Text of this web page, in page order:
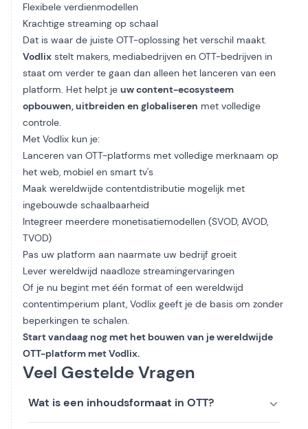
Flexibele verdienmodellen
Krachtige streaming op schaal
Dat is waar de juiste OTT-oplossing het verschil maakt.
Vodlix stelt makers, mediabedrijven en OTT-bedrijven in
staat om verder te gaan dan alleen het lanceren van een
platform. Het helpt je uw content-ecosysteem
opbouwen, uitbreiden en globaliseren met volledige
controle.
Met Vodlix kun je:
Lanceren van OTT-platforms met volledige merknaam op
het web, mobiel en smart tv's
Maak wereldwijde contentdistributie mogelijk met
ingebouwde schaalbaarheid
Integreer meerdere monetisatiemodellen (SVOD, AVOD,
TVOD)
Pas uw platform aan naarmate uw bedrijf groeit
Lever wereldwijd naadloze streamingervaringen
Of je nu begint met één format of een wereldwijd
contentimperium plant, Vodlix geeft je de basis om zonder
beperkingen te schalen.
Start vandaag nog met het bouwen van je wereldwijde
OTT-platform met Vodlix.
Veel Gestelde Vragen
Wat is een inhoudsformaat in OTT?